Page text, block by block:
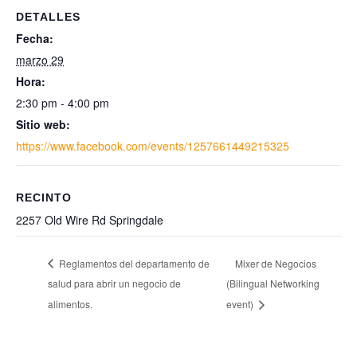
DETALLES
Fecha:
marzo 29
Hora:
2:30 pm - 4:00 pm
Sitio web:
https://www.facebook.com/events/1257661449215325
RECINTO
2257 Old Wire Rd Springdale
Reglamentos del departamento de
salud para abrir un negocio de
alimentos.
Mixer de Negocios
(Bilingual Networking
event)